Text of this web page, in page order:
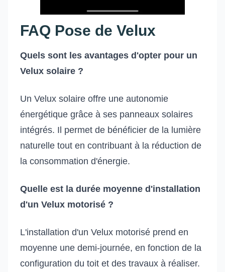
FAQ Pose de Velux
Quels sont les avantages d'opter pour un
Velux solaire ?
Un Velux solaire offre une autonomie
énergétique grâce à ses panneaux solaires
intégrés. Il permet de bénéficier de la lumière
naturelle tout en contribuant à la réduction de
la consommation d'énergie.
Quelle est la durée moyenne d'installation
d'un Velux motorisé ?
L'installation d'un Velux motorisé prend en
moyenne une demi-journée, en fonction de la
configuration du toit et des travaux à réaliser.